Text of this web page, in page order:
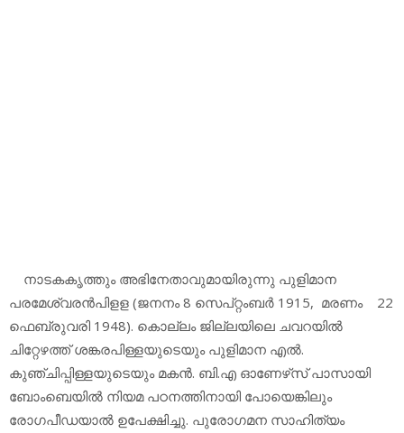
നാടകകൃത്തും അഭിനേതാവുമായിരുന്നു പുളിമാന
പരമേശ്വരന്‍പിളള (ജനനം 8 സെപ്റ്റംബര്‍ 1915, മരണം 22
ഫെബ്രുവരി 1948). കൊല്ലം ജില്ലയിലെ ചവറയില്‍
ചിറ്റേഴത്ത് ശങ്കരപിള്ളയുടെയും പുളിമാന എല്‍.
കുഞ്ചിപ്പിള്ളയുടെയും മകന്‍. ബി.എ ഓണേഴ്‌സ് പാസായി
ബോംബെയില്‍ നിയമ പഠനത്തിനായി പോയെങ്കിലും
രോഗപീഡയാല്‍ ഉപേക്ഷിച്ചു. പുരോഗമന സാഹിത്യം